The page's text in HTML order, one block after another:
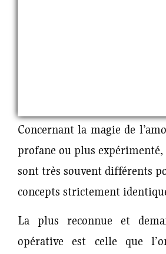
Concernant la magie de
profane ou plus
sont très souvent différents
concepts strictement
La plus reconnue et
opérative est celle que